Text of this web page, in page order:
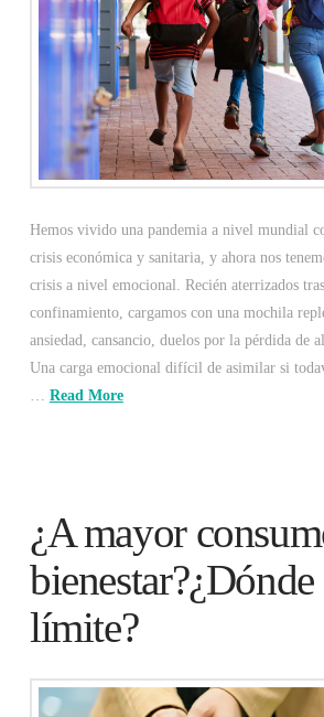
Hemos vivido una pandemia a nivel mundial
crisis económica y sanitaria, y ahora nos
crisis a nivel emocional. Recién aterrizados
confinamiento, cargamos con una mochila
ansiedad, cansancio, duelos por la pérdida de
Una carga emocional difícil de asimilar si
… Read More
¿A mayor
bienestar?¿Dónde
límite?